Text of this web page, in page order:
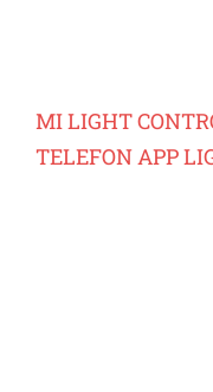
MI LIGHT
TELEFON APP